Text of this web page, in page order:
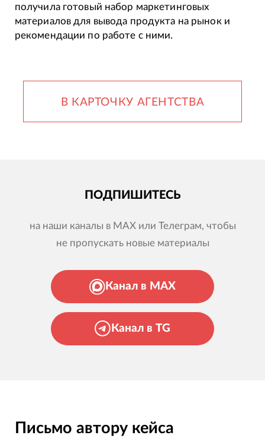
получила готовый набор маркетинговых
материалов для вывода продукта на рынок и
рекомендации по работе с ними.
В КАРТОЧКУ АГЕНТСТВА
ПОДПИШИТЕСЬ
на наши каналы в MAX или Телеграм, чтобы
не пропускать новые материалы
Канал в MAX
Канал в TG
Письмо автору кейса